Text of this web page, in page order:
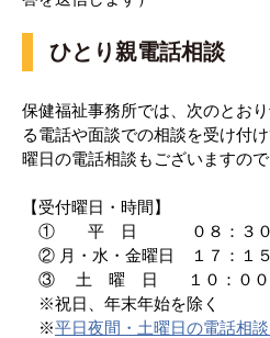
ひとり親電話相談
保健福祉事務所では、次のとお
る電話や面談での相談を受け付
曜日の電話相談もございますので
【受付曜日・時間】
① 平 日 ０８：３０～
② 月・水・金曜日 １７：１５
③ 土 曜 日 １０：００～
※祝日、年末年始を除く
※平日夜間・土曜日の電話相